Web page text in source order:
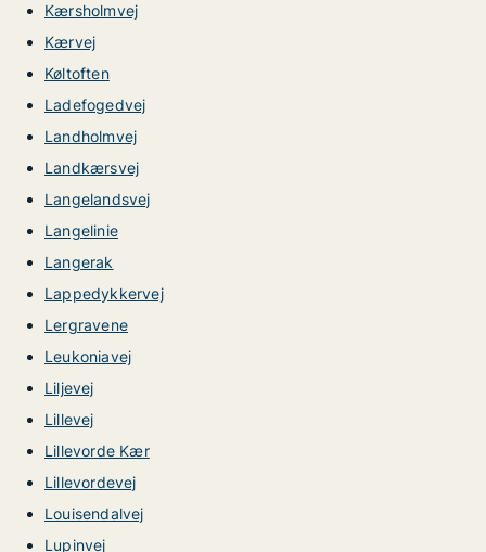
Kærsholmvej
Kærvej
Køltoften
Ladefogedvej
Landholmvej
Landkærsvej
Langelandsvej
Langelinie
Langerak
Lappedykkervej
Lergravene
Leukoniavej
Liljevej
Lillevej
Lillevorde Kær
Lillevordevej
Louisendalvej
Lupinvej